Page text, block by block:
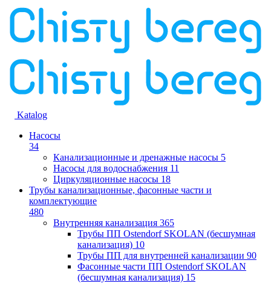
Katalog
Насосы
34
Канализационные и дренажные насосы 5
Насосы для водоснабжения 11
Циркуляционные насосы 18
Трубы канализационные, фасонные части и
комплектующие
480
Внутренняя канализация 365
Трубы ПП Ostendorf SKOLAN (бесшумная
канализация) 10
Трубы ПП для внутренней канализации 90
Фасонные части ПП Ostendorf SKOLAN
(бесшумная канализация) 15